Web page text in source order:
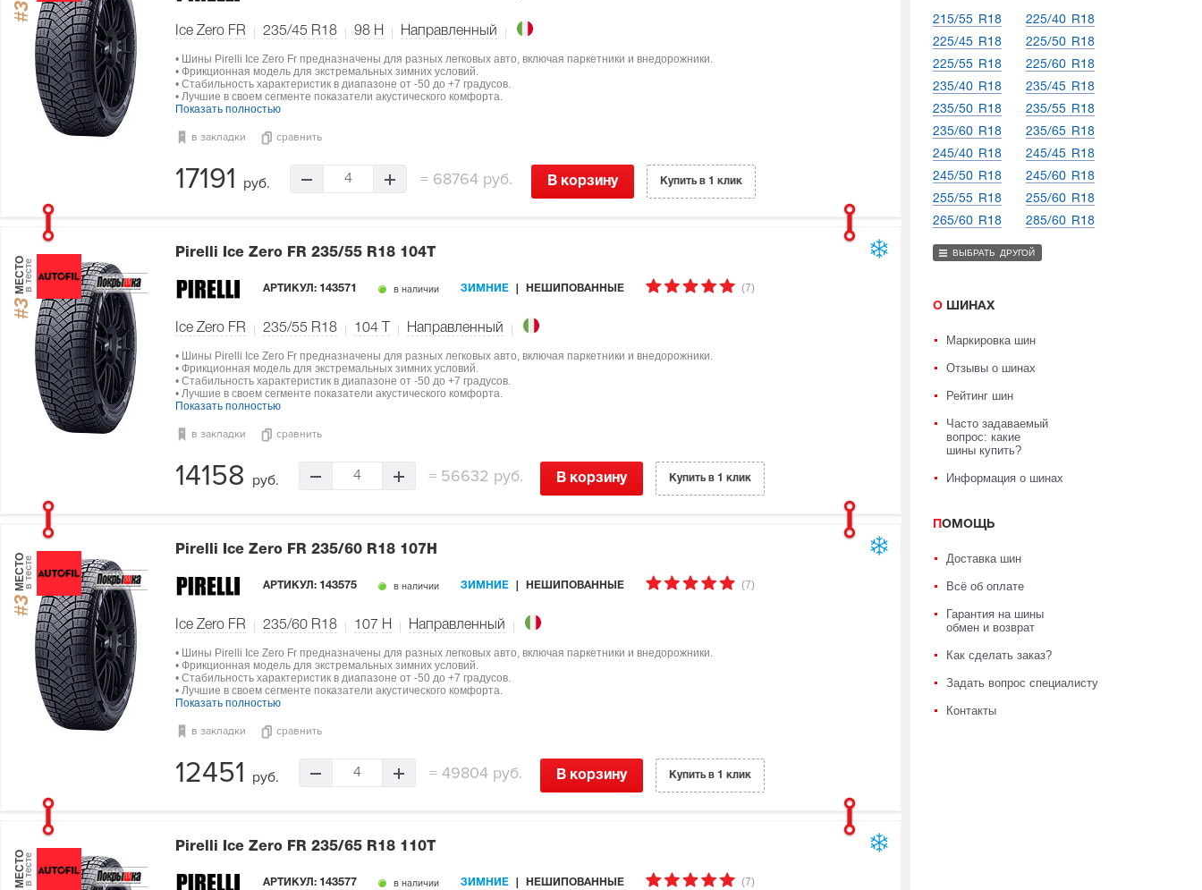
#3
Ice Zero FR 235/45 R18 98 H Направленный
• Шины Pirelli Ice Zero Fr предназначены для разных легковых авто, включая паркетники и внедорожники.
• Фрикционная модель для экстремальных зимних условий.
• Стабильность характеристик в диапазоне от -50 до +7 градусов.
• Лучшие в своем сегменте показатели акустического комфорта.
Показать полностью
в закладки сравнить
17191 руб. 4 = 68764 руб. В корзину Купить в 1 клик
#3
МЕСТОв тесте
Pirelli Ice Zero FR 235/55 R18 104T
АРТИКУЛ: 143571 в наличии ЗИМНИЕ НЕШИПОВАННЫЕ (7)
Ice Zero FR 235/55 R18 104 Направленный
• Шины Pirelli Ice Zero Fr предназначены для разных легковых авто, включая паркетники и внедорожники.
• Фрикционная модель для экстремальных зимних условий.
• Стабильность характеристик в диапазоне от -50 до +7 градусов.
• Лучшие в своем сегменте показатели акустического комфорта.
Показать полностью
в закладки сравнить
14158 руб. 4 =56632 руб. В корзину Купить в 1 клик
#3
МЕСТОв тесте
Pirelli Ice Zero FR 235/60 R18 107H
АРТИКУЛ: 143575 в наличии ЗИМНИЕ НЕШИПОВАННЫЕ (7)
Ice Zero FR 235/60 R18 107 H Направленный
• Шины Pirelli Ice Zero Fr предназначены для разных легковых авто, включая паркетники и внедорожники.
• Фрикционная модель для экстремальных зимних условий.
• Стабильность характеристик в диапазоне от -50 до +7 градусов.
• Лучшие в своем сегменте показатели акустического комфорта.
Показать полностью
в закладки сравнить
12451 руб. 4 =49804 руб. В корзину Купить в 1 клик
МЕСТОв тесте
Pirelli Ice Zero FR 235/65 R18 110T
АРТИКУЛ: 143577 в наличии ЗИМНИЕ НЕШИПОВАННЫЕ (7)
215/55 R18
225/40 R18
225/45 R18
225/50 R18
225/55 R18
225/60 R18
235/40 R18
235/45 R18
235/50 R18
235/55 R18
235/60 R18
235/65 R18
245/40 R18
245/45 R18
245/50 R18
245/60 R18
255/55 R18
255/60 R18
265/60 R18
285/60 R18
ВЫБРАТЬ ДРУГОЙ
О ШИНАХ
Маркировка шин
Отзывы о шинах
Рейтинг шин
Часто задаваемый
вопрос: какие
шины купить?
Информация о шинах
ПОМОЩЬ
Доставка шин
Всё об оплате
Гарантия на шины
обмен и возврат
Как сделать заказ?
Задать вопрос специалисту
Контакты